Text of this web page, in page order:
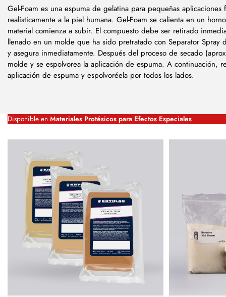
Gel-Foam es una espuma de gelatina para pequeñas aplicaciones
realísticamente a la piel humana. Gel-Foam se calienta en un
material comienza a subir. El compuesto debe ser retirado
llenado en un molde que ha sido pretratado con Separator Spray
y asegura inmediatamente. Después del proceso de secado
molde y se espolvorea la aplicación de espuma. A continuación,
aplicación de espuma y espolvoréela por todos los lados.
Disponible en Materiales Protésicos para Efectos Especiales